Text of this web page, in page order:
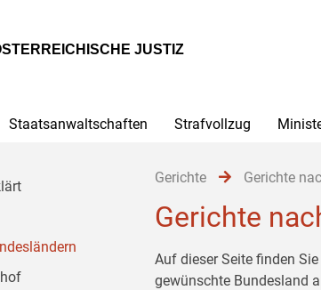
JUSTIZ
Staatsanwaltschaften Strafvollzug
Gerichte Gerichte
Gerichte
Auf dieser Seite finden
gewünschte Bundesland